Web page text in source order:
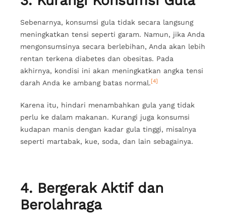
Sebenarnya, konsumsi gula tidak secara langsung
meningkatkan tensi seperti garam. Namun, jika Anda
mengonsumsinya secara berlebihan, Anda akan lebih
rentan terkena diabetes dan obesitas. Pada
akhirnya, kondisi ini akan meningkatkan angka tensi
darah Anda ke ambang batas normal. [4]
Karena itu, hindari menambahkan gula yang tidak
perlu ke dalam makanan. Kurangi juga konsumsi
kudapan manis dengan kadar gula tinggi, misalnya
seperti martabak, kue, soda, dan lain sebagainya.
4. Bergerak Aktif dan
Berolahraga